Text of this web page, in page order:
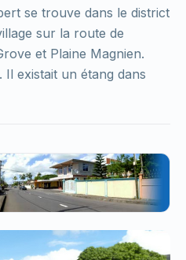
se trouve dans le district
sur la route de
et Plaine Magnien.
existait un étang dans